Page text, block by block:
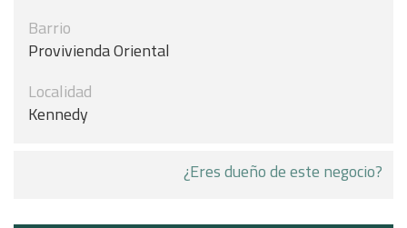
Barrio
Provivienda Oriental
Localidad
Kennedy
¿Eres dueño de este negocio?